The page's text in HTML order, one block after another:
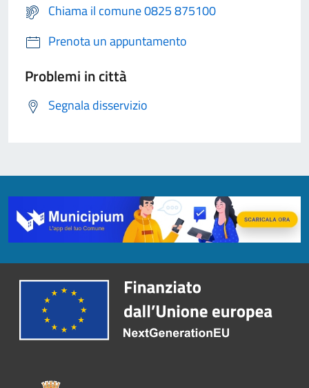
Chiama il comune 0825 875100
Prenota un appuntamento
Problemi in città
Segnala disservizio